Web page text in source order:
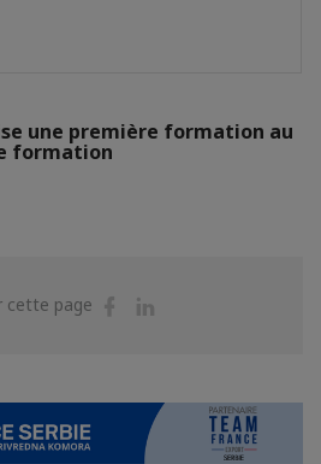
une première formation au
formation
cette page
Partager